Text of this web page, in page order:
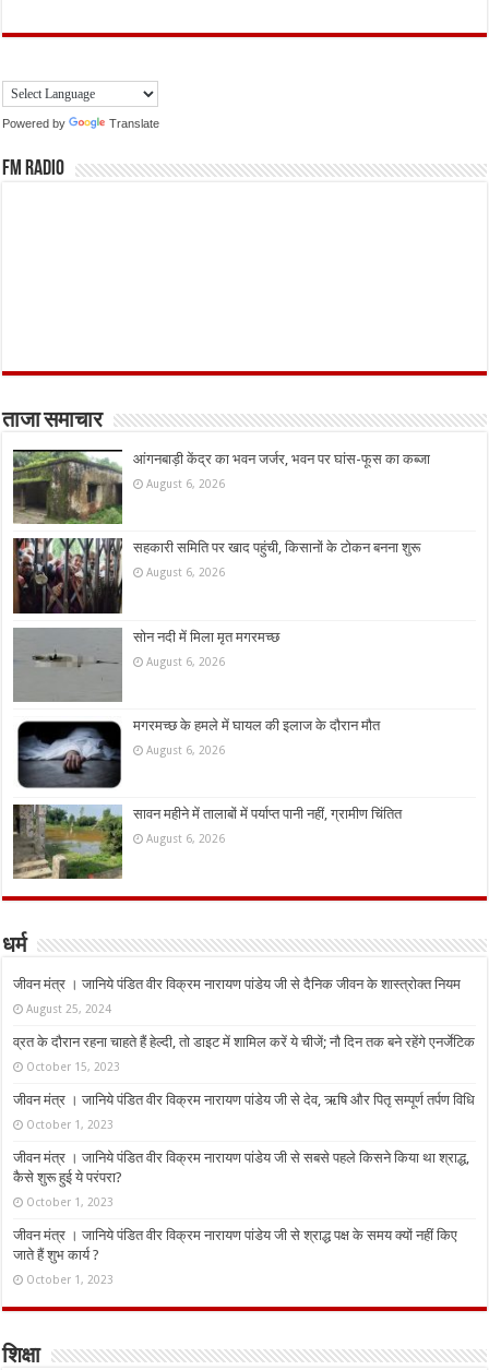
Powered by Translate
FM Radio
ताजा समाचार
आंगनबाड़ी केंद्र का भवन जर्जर, भवन पर घांस-फूस का कब्जा
August 6, 2026
सहकारी समिति पर खाद पहुंची, किसानों के टोकन बनना शुरू
August 6, 2026
सोन नदी में मिला मृत मगरमच्छ
August 6, 2026
मगरमच्छ के हमले में घायल की इलाज के दौरान मौत
August 6, 2026
सावन महीने में तालाबों में पर्याप्त पानी नहीं, ग्रामीण चिंतित
August 6, 2026
धर्म
जीवन मंत्र । जानिये पंडित वीर विक्रम नारायण पांडेय जी से दैनिक जीवन के शास्त्रोक्त नियम
August 25, 2024
व्रत के दौरान रहना चाहते हैं हेल्दी, तो डाइट में शामिल करें ये चीजें; नौ दिन तक बने रहेंगे एनर्जेटिक
October 15, 2023
जीवन मंत्र । जानिये पंडित वीर विक्रम नारायण पांडेय जी से देव, ऋषि और पितृ सम्पूर्ण तर्पण विधि
October 1, 2023
जीवन मंत्र । जानिये पंडित वीर विक्रम नारायण पांडेय जी से सबसे पहले किसने किया था श्राद्ध,
कैसे शुरू हुई ये परंपरा?
October 1, 2023
जीवन मंत्र । जानिये पंडित वीर विक्रम नारायण पांडेय जी से श्राद्ध पक्ष के समय क्यों नहीं किए
जाते हैं शुभ कार्य ?
October 1, 2023
शिक्षा